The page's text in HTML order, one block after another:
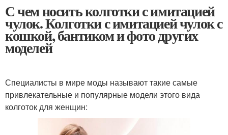
С чем носить колготки с имитацией
чулок. Колготки с имитацией чулок с
кошкой, бантиком и фото других
моделей
Специалисты в мире моды называют такие самые
привлекательные и популярные модели этого вида
колготок для женщин: